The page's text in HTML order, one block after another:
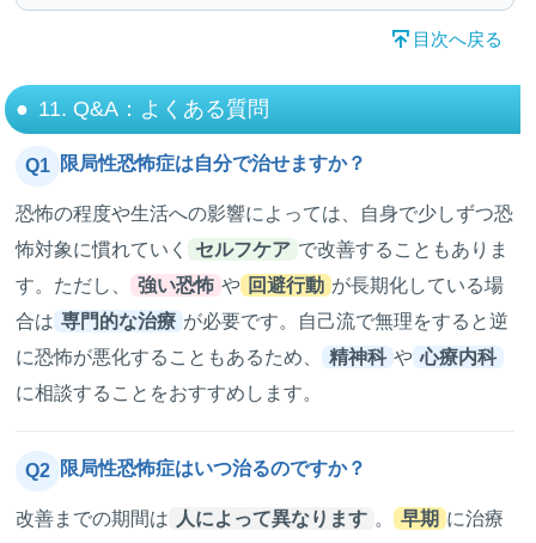
目次へ戻る
11. Q&A：よくある質問
Q1 限局性恐怖症は自分で治せますか？
恐怖の程度や生活への影響によっては、自身で少しずつ恐
怖対象に慣れていく
セルフケア で改善することもありま
す。ただし、
強い恐怖 や 回避行動 が長期化している場
合は 専門的な治療 が必要です。自己流で無理をすると逆
に恐怖が悪化することもあるため、
精神科 や 心療内科
に相談することをおすすめします。
Q2 限局性恐怖症はいつ治るのですか？
改善までの期間は 人によって異なります 。 早期 に治療